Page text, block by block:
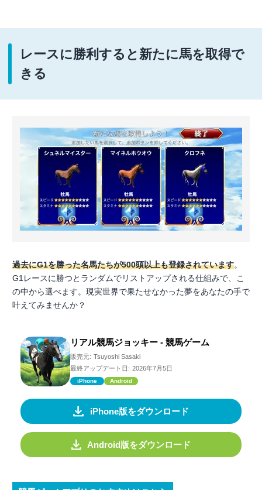
レースに勝利すると新たに馬を取得で
きる
過去にG1を勝った名馬たちが500頭以上も登録されています。
G1レースに勝つとランダムでリストアップされる仕組みで、こ
の中から選べます。現実世界で果たせなかった夢をあなたの手で
叶えてみませんか？
リアル競馬ジョッキー - 競馬ゲーム
販売元: Tsuyoshi Sasaki
最終アップデート日: 2026年7月5日
iPhone Android
iPhone版をダウンロード
Android版をダウンロード